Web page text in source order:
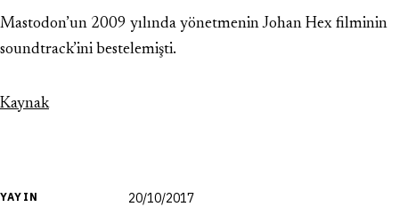
YAYIN 20/10/2017
Mastodon’un 2009 yılında yönetmenin Johan Hex filminin
soundtrack’ini bestelemişti.
Kaynak